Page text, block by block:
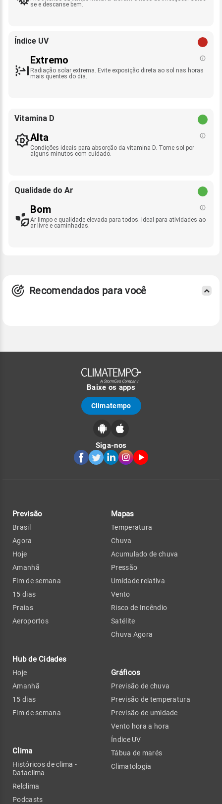
se e descanse bem.
Índice UV
Extremo
Radiação solar extrema. Evite exposição direta ao sol nas horas
mais quentes do dia.
Vitamina D
Alta
Condições ideais para absorção da vitamina D. Tome sol por
alguns minutos com cuidado.
Qualidade do Ar
Bom
Ar limpo e qualidade elevada para todos. Ideal para atividades ao
ar livre e caminhadas.
Recomendados para você
Baixe os apps
Climatempo
Siga-nos
Previsão
Brasil
Agora
Hoje
Amanhã
Fim de semana
15 dias
Praias
Aeroportos
Hub de Cidades
Hoje
Amanhã
15 dias
Fim de semana
Clima
Históricos de clima -
Dataclima
Relclima
Podcasts
Mapas
Temperatura
Chuva
Acumulado de chuva
Pressão
Umidade relativa
Vento
Risco de Incêndio
Satélite
Chuva Agora
Gráficos
Previsão de chuva
Previsão de temperatura
Previsão de umidade
Vento hora a hora
Índice UV
Tábua de marés
Climatologia